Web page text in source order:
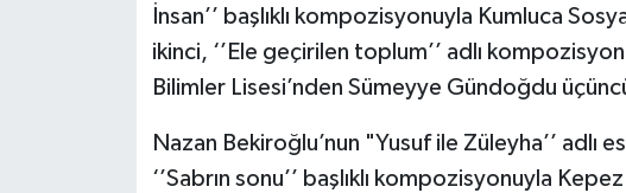
İnsan’’ başlıklı kompozisyonuyla Kumluca
ikinci, ‘’Ele geçirilen toplum’’ adlı
Bilimler Lisesi’nden Sümeyye Gündoğdu
Nazan Bekiroğlu’nun "Yusuf ile Züleyha’’ adlı
‘’Sabrın sonu’’ başlıklı kompozisyonuyla